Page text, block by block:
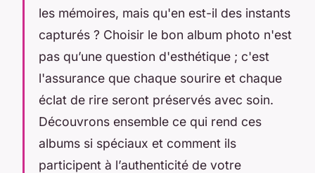
les mémoires, mais qu'en est-il des instants
capturés ? Choisir le bon album photo n'est
pas qu’une question d'esthétique ; c'est
l'assurance que chaque sourire et chaque
éclat de rire seront préservés avec soin.
Découvrons ensemble ce qui rend ces
albums si spéciaux et comment ils
participent à l’authenticité de votre